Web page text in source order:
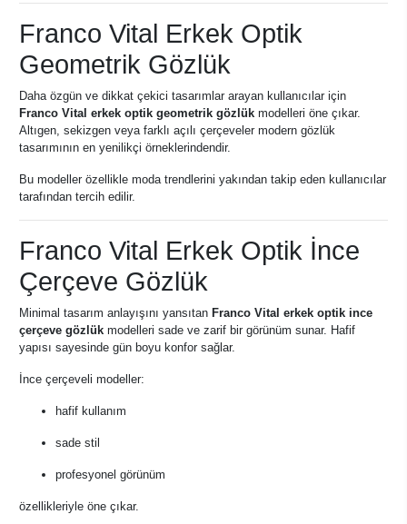
Franco Vital Erkek Optik
Geometrik Gözlük
Daha özgün ve dikkat çekici tasarımlar arayan kullanıcılar için
Franco Vital erkek optik geometrik gözlük modelleri öne çıkar.
Altıgen, sekizgen veya farklı açılı çerçeveler modern gözlük
tasarımının en yenilikçi örneklerindendir.
Bu modeller özellikle moda trendlerini yakından takip eden kullanıcılar
tarafından tercih edilir.
Franco Vital Erkek Optik İnce
Çerçeve Gözlük
Minimal tasarım anlayışını yansıtan Franco Vital erkek optik ince
çerçeve gözlük modelleri sade ve zarif bir görünüm sunar. Hafif
yapısı sayesinde gün boyu konfor sağlar.
İnce çerçeveli modeller:
hafif kullanım
sade stil
profesyonel görünüm
özellikleriyle öne çıkar.